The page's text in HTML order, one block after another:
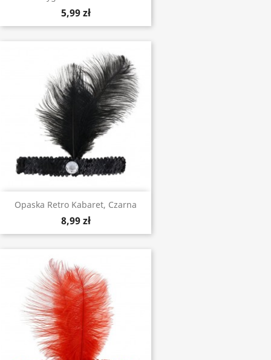
5,99 zł
Opaska Retro Kabaret, Czarna
8,99 zł